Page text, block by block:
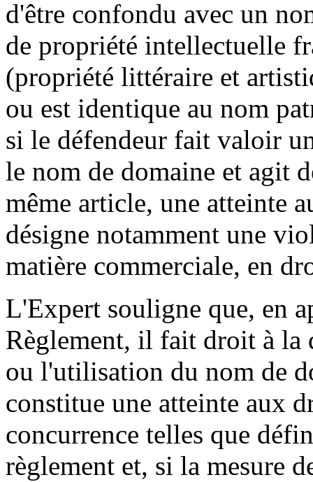
d'être confondu avec un
de propriété intellectuelle
(propriété littéraire et
ou est identique au nom
si le défendeur fait valoir
le nom de domaine et agit
même article, une atteinte
désigne notamment une
matière commerciale, en
L'Expert souligne que, en
Règlement, il fait droit à la
ou l'utilisation du nom de
constitue une atteinte aux
concurrence telles que
règlement et, si la mesure